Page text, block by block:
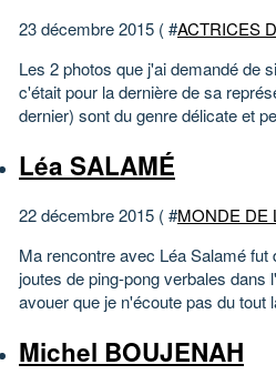
23 décembre 2015 ( #ACTRICES
Les 2 photos que j'ai demandé de
c'était pour la dernière de sa
dernier) sont du genre délicate et
Léa SALAMÉ
22 décembre 2015 ( #MONDE DE
Ma rencontre avec Léa Salamé
joutes de ping-pong verbales
avouer que je n'écoute pas du tout
Michel BOUJENAH